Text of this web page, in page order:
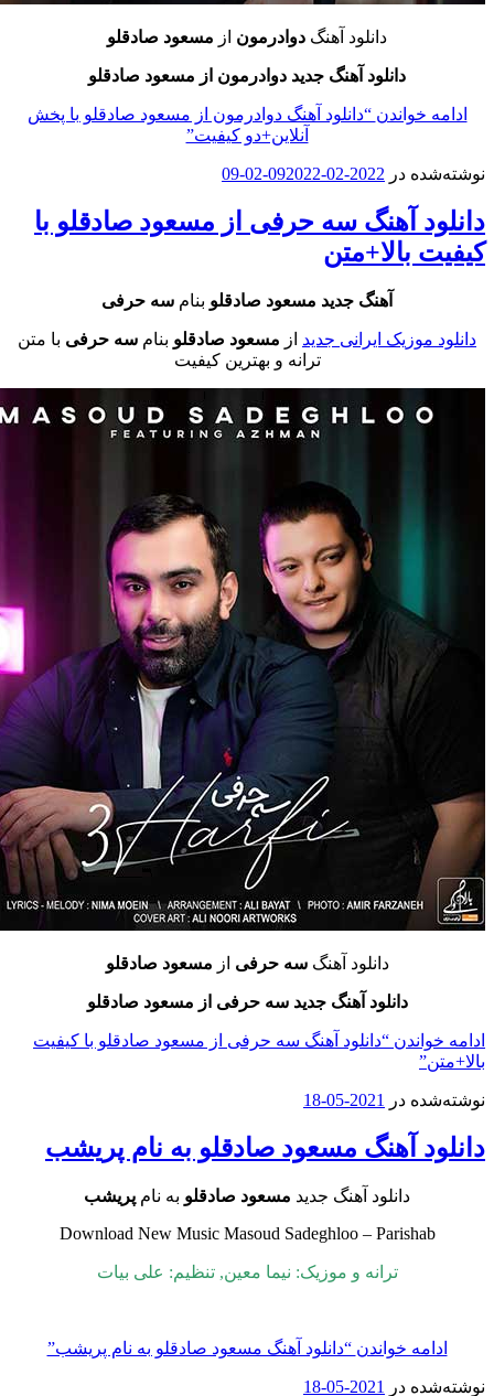
دانلود آهنگدوادرمونازمسعود صادقلو
دانلود آهنگ جدید دوادرمون از مسعود صادقلو
خواندن“دانلود آهنگ دوادرمون از مسعود صادقلو با پخش
آنلاین+دو کیفیت”
در 2022-02-09
2022-02-09
آهنگ سه حرفی از مسعود صادقلو با
بالا+متن
آهنگ جدید مسعود صادقلوبنامسه حرفی
ایرانی جدید از مسعود صادقلوبنامسه حرفیبا متن
ترانه و بهترین کیفیت
دانلود آهنگسه حرفیازمسعود صادقلو
دانلود آهنگ جدید سه حرفی از مسعود صادقلو
“دانلود آهنگ سه حرفی از مسعود صادقلو با کیفیت
در 2021-05-18
آهنگ مسعود صادقلو به نام پریشب
دانلود آهنگ جدیدمسعود صادقلوبه نامپریشب
Download New Music Masoud Sadeghloo –
ترانه و موزیک: نیما معین, تنظیم: علی بیات
خواندن“دانلود آهنگ مسعود صادقلو به نام پریشب”
در 2021-05-18